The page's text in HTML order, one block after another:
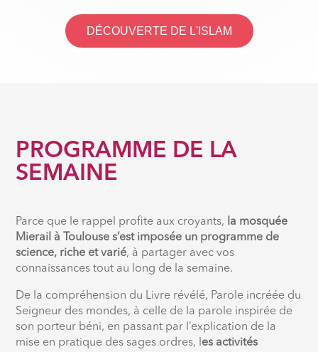
DÉCOUVERTE DE L'ISLAM
PROGRAMME DE LA
SEMAINE
Parce que le rappel profite aux croyants,
la mosquée
Mierail à Toulouse s’est imposée un programme de
science, riche et varié, à partager avec vos
connaissances tout au long de la semaine.
De la compréhension du Livre révélé, Parole incréée du
Seigneur des mondes, à celle de la parole inspirée de
son porteur béni, en passant par l’explication de la
mise en pratique des sages ordres, l es activités